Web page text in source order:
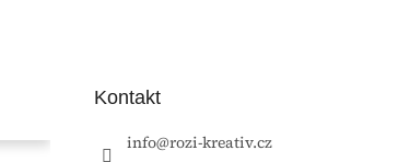
Kontakt
info@rozi-kreativ.cz